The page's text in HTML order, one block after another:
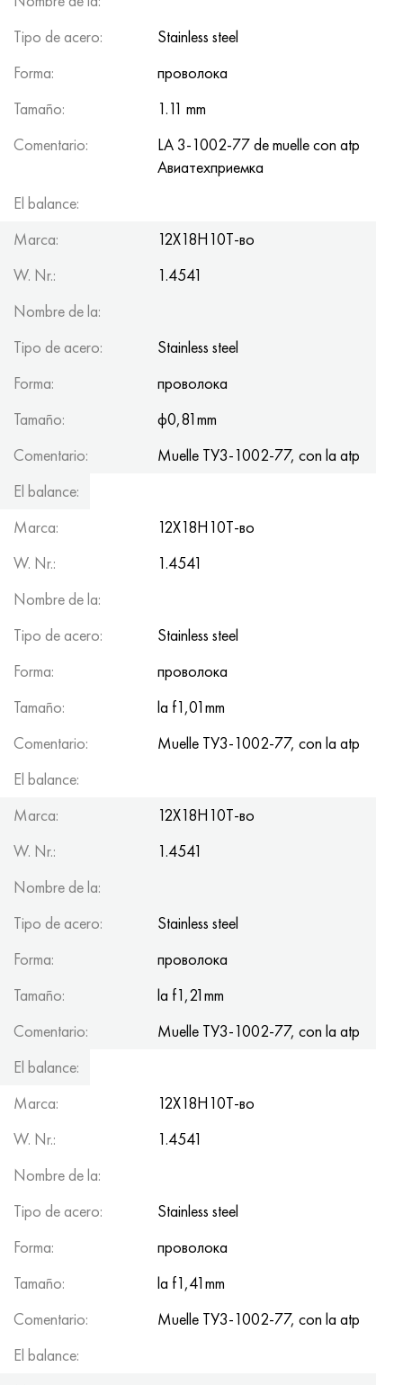
Tipo de acero:
Stainless steel
Forma:
проволока
Tamaño:
1.11 mm
Comentario:
LA 3-1002-77 de muelle con atp
Авиатеxприемка
El balance:
Marca:
12Х18Н10Т-во
W. Nr.:
1.4541
Nombre de la:
Tipo de acero:
Stainless steel
Forma:
проволока
Tamaño:
ф0,81mm
Comentario:
Muelle ТУ3-1002-77, con la atp
El balance:
Marca:
12Х18Н10Т-во
W. Nr.:
1.4541
Nombre de la:
Tipo de acero:
Stainless steel
Forma:
проволока
Tamaño:
la f1,01mm
Comentario:
Muelle ТУ3-1002-77, con la atp
El balance:
Marca:
12Х18Н10Т-во
W. Nr.:
1.4541
Nombre de la:
Tipo de acero:
Stainless steel
Forma:
проволока
Tamaño:
la f1,21mm
Comentario:
Muelle ТУ3-1002-77, con la atp
El balance:
Marca:
12Х18Н10Т-во
W. Nr.:
1.4541
Nombre de la:
Tipo de acero:
Stainless steel
Forma:
проволока
Tamaño:
la f1,41mm
Comentario:
Muelle ТУ3-1002-77, con la atp
El balance: